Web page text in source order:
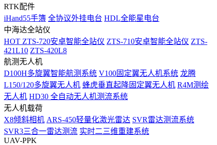
RTK配件
iHand55手簿 全协议外挂电台 HDL全能星电台
中海达全站仪
HOT ZTS-720安卓智能全站仪 ZTS-710安卓智能全站仪 ZTS-
421L10 ZTS-420L8
航测无人机
D100H多旋翼智能航测系统 V100固定翼无人机系统 龙腾
L150/120多旋翼无人机 蜂虎垂直起降固定翼无人机 R4M测绘
无人机 HD30 全自动无人机测流系统
无人机载荷
X8倾斜相机 ARS-450轻量化激光雷达 SVR雷达测流系统
SVR3三合一雷达测流 实时二三维重建系统
UAV-PPK